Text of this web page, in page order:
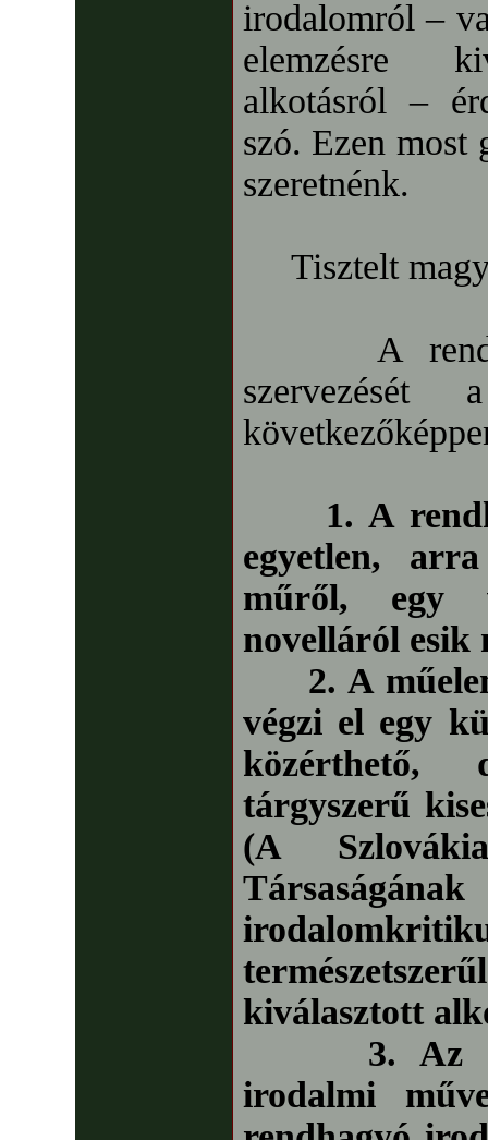
irodalomról –
elemzésre
alkotásról –
szó. Ezen most
szeretnénk.
Tisztelt
A
szervezését
1. A
egyetlen,
műről, egy
novelláról esik
2. A
végzi el egy
tárgyszerű
(A
kiválasztott
3. Az
irodalmi